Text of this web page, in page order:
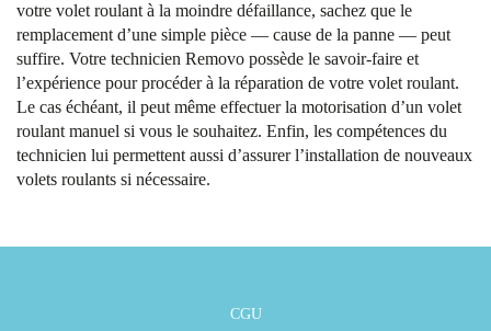
votre volet roulant à la moindre défaillance, sachez que le
remplacement d’une simple pièce — cause de la panne — peut
suffire. Votre technicien Removo possède le savoir-faire et
l’expérience pour procéder à la réparation de votre volet roulant.
Le cas échéant, il peut même effectuer la motorisation d’un volet
roulant manuel si vous le souhaitez. Enfin, les compétences du
technicien lui permettent aussi d’assurer l’installation de nouveaux
volets roulants si nécessaire.
CGU